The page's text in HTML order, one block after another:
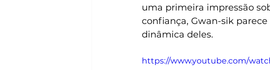
uma primeira impressão
confiança, Gwan-sik
dinâmica deles.
https://www.youtube.com/